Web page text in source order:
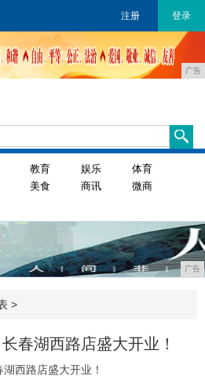
注册 登录
广告
教育 娱乐
体育
美食 商讯
微商
广告
>
春湖西路店盛大开业！
西路店盛大开业！